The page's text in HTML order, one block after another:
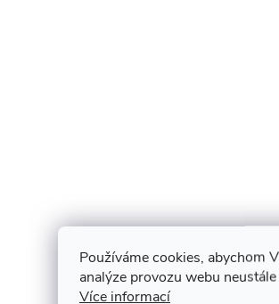
Používáme cookies, abychom
analýze provozu webu
Více informací